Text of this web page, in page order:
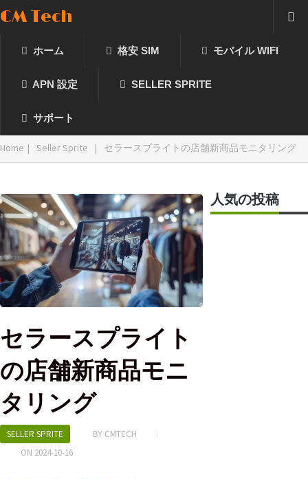
CM Tech
ホーム 格安 SIM モバイル WIFI
APN 設定 SELLER SPRITE
サポート
Home | Seller Sprite | セラースプライトの店舗新商品モニタリング
セラースプライト
の店舗新商品モニ
タリング
SELLER SPRITE BY CMTECH
ON 2024-10-16
人気の投稿